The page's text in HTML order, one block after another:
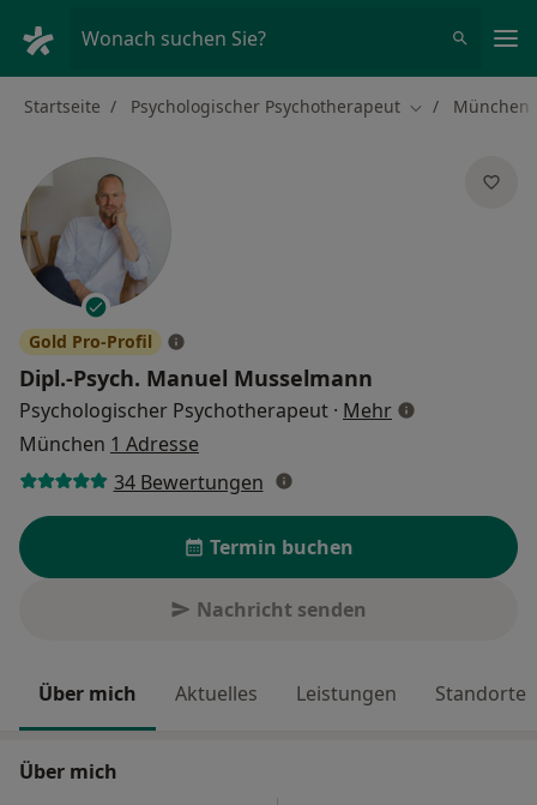
Wonach suchen Sie?
Startseite Psychologischer Psychotherapeut Stadt ändern
München
Gold Pro-Profil
Dipl.-Psych. Manuel Musselmann
Psychologischer Psychotherapeut · Mehrüber
München 1 Adresse
34 Bewertungen
Termin buchen
Nachricht senden
Über mich Aktuelles Leistungen Standorte
Über mich